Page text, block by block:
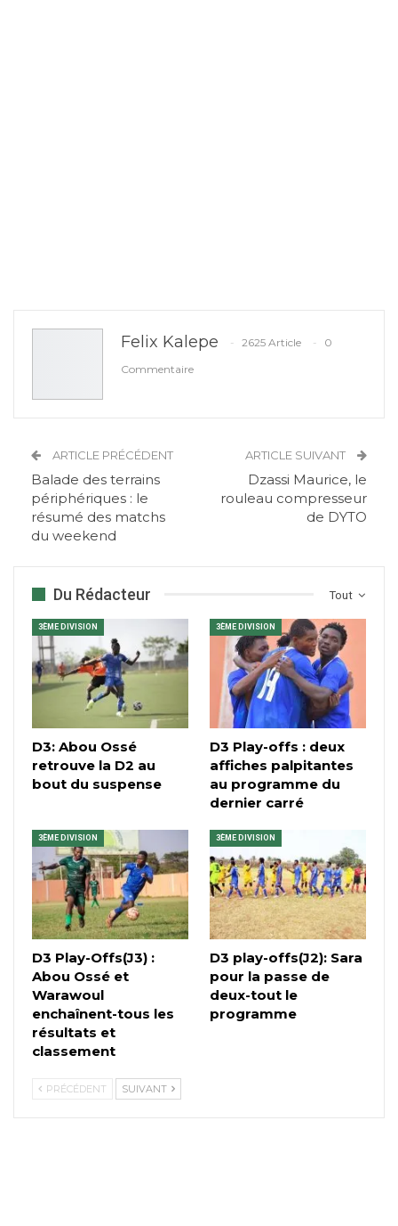
Felix Kalepe 2625 Article
0
Commentaire
ARTICLE PRÉCÉDENT
Balade des terrains
périphériques : le
résumé des matchs
du weekend
ARTICLE SUIVANT
Dzassi Maurice, le
rouleau compresseur
de DYTO
Tout
Du Rédacteur
3ÈME DIVISION
D3: Abou Ossé
retrouve la D2 au
bout du suspense
3ÈME DIVISION
D3 Play-offs : deux
affiches palpitantes
au programme du
dernier carré
3ÈME DIVISION
D3 Play-Offs(J3) :
Abou Ossé et
Warawoul
enchaînent-tous les
résultats et
classement
3ÈME DIVISION
D3 play-offs(J2): Sara
pour la passe de
deux-tout le
programme
PRÉCÉDENT SUIVANT